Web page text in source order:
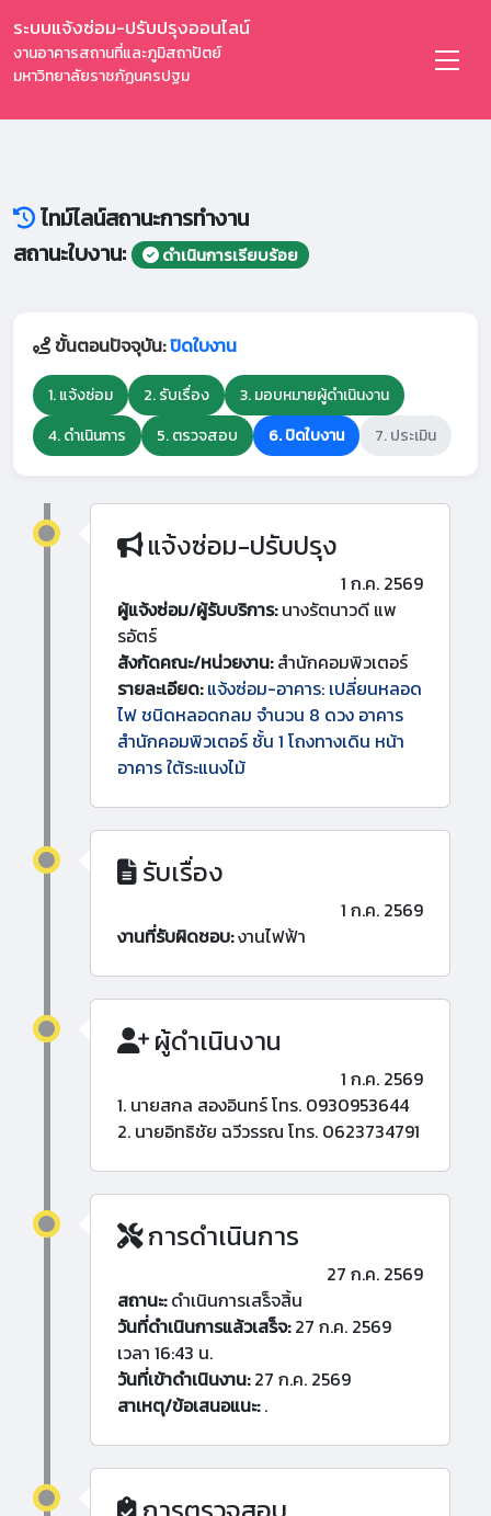
ระบบแจ้งซ่อม-ปรับปรุงออนไลน์
งานอาคารสถานที่และภูมิสถาปัตย์
มหาวิทยาลัยราชภัฏนครปฐม
ไทม์ไลน์สถานะการทำงาน
สถานะใบงาน:
ดำเนินการเรียบร้อย
ขั้นตอนปัจจุบัน:ปิดใบงาน
1. แจ้งซ่อม 2. รับเรื่อง
3. มอบหมายผู้ดำเนินงาน
4. ดำเนินการ
5. ตรวจสอบ 6. ปิดใบงาน 7. ประเมิน
แจ้งซ่อม-ปรับปรุง
1 ก.ค. 2569
ผู้แจ้งซ่อม/ผู้รับบริการ:นางรัตนาวดี แพ
รอัตร์
สังกัดคณะ/หน่วยงาน:สำนักคอมพิวเตอร์
รายละเอียด: แจ้งซ่อม-อาคาร: เปลี่ยนหลอด
ไฟ ชนิดหลอดกลม จำนวน 8 ดวง อาคาร
สำนักคอมพิวเตอร์ ชั้น 1 โถงทางเดิน หน้า
อาคาร ใต้ระแนงไม้
รับเรื่อง
1 ก.ค. 2569
งานที่รับผิดชอบ:งานไฟฟ้า
ผู้ดำเนินงาน
1 ก.ค. 2569
1. นายสกล สองอินทร์ โทร. 0930953644
2. นายอิทธิชัย ฉวีวรรณ โทร. 0623734791
การดำเนินการ
27 ก.ค. 2569
สถานะ:ดำเนินการเสร็จสิ้น
วันที่ดำเนินการแล้วเสร็จ:27 ก.ค. 2569
เวลา 16:43 น.
วันที่เข้าดำเนินงาน:27 ก.ค. 2569
สาเหตุ/ข้อเสนอแนะ:.